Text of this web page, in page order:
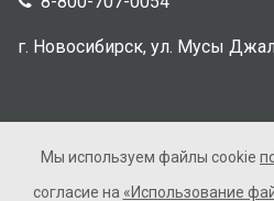
г. Новосибирск, ул. Мусы
2005-2026 © Полиуретан.
является
Мы используем файлы cookie
согласие на «Использование